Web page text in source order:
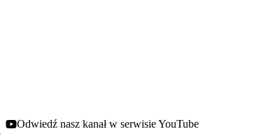
Youtube - otwiera się w nowej karcie
Odwiedź nasz kanał w serwisie YouTube